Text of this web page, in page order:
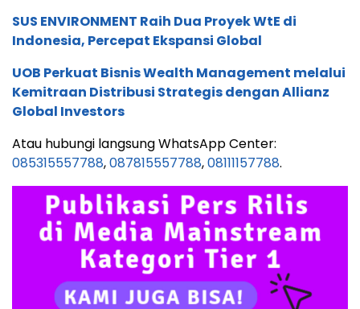
SUS ENVIRONMENT Raih Dua Proyek WtE di
Indonesia, Percepat Ekspansi Global
UOB Perkuat Bisnis Wealth Management melalui
Kemitraan Distribusi Strategis dengan Allianz
Global Investors
Atau hubungi langsung WhatsApp Center:
085315557788,087815557788,08111157788.